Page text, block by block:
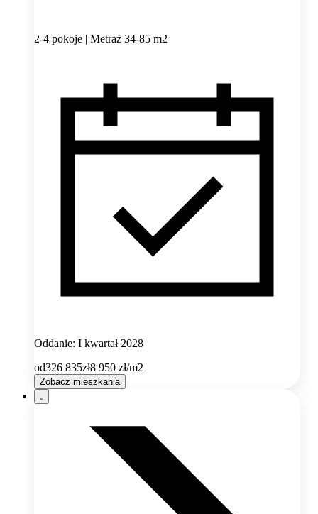
2-4 pokoje | Metraż 34-85 m2
Oddanie: I kwartał 2028
od326 835zł8 950 zł/m2
Zobacz mieszkania